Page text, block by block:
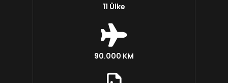
11 Ülke
90.000 KM